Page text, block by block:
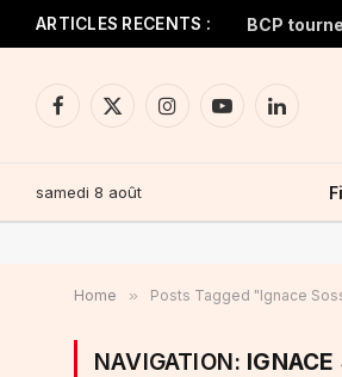
ARTICLES RECENTS : BCP
Facebook
X
InstagramYouTubeLinkedIn
samedi 8 août
Home » Posts Tagged "Ignace
NAVIGATION: IGNACE